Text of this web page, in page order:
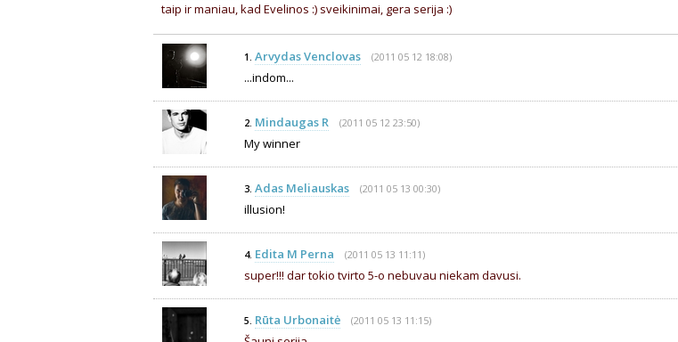
taip ir maniau, kad Evelinos :) sveikinimai, gera serija :)
1. Arvydas Venclovas (2011 05 12 18:08)
...indom...
2. Mindaugas R (2011 05 12 23:50)
My winner
3. Adas Meliauskas (2011 05 13 00:30)
illusion!
4. Edita M Perna (2011 05 13 11:11)
super!!! dar tokio tvirto 5-o nebuvau niekam davusi.
5. Rūta Urbonaitė (2011 05 13 11:15)